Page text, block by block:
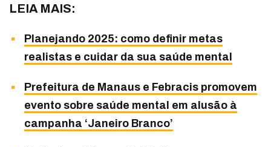
LEIA MAIS:
Planejando 2025: como definir metas
realistas e cuidar da sua saúde mental
Prefeitura de Manaus e Febracis promovem
evento sobre saúde mental em alusão à
campanha ‘Janeiro Branco’